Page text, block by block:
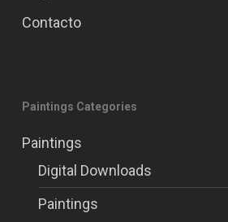
Contacto
Paintings Categories
Paintings
Digital Downloads
Paintings